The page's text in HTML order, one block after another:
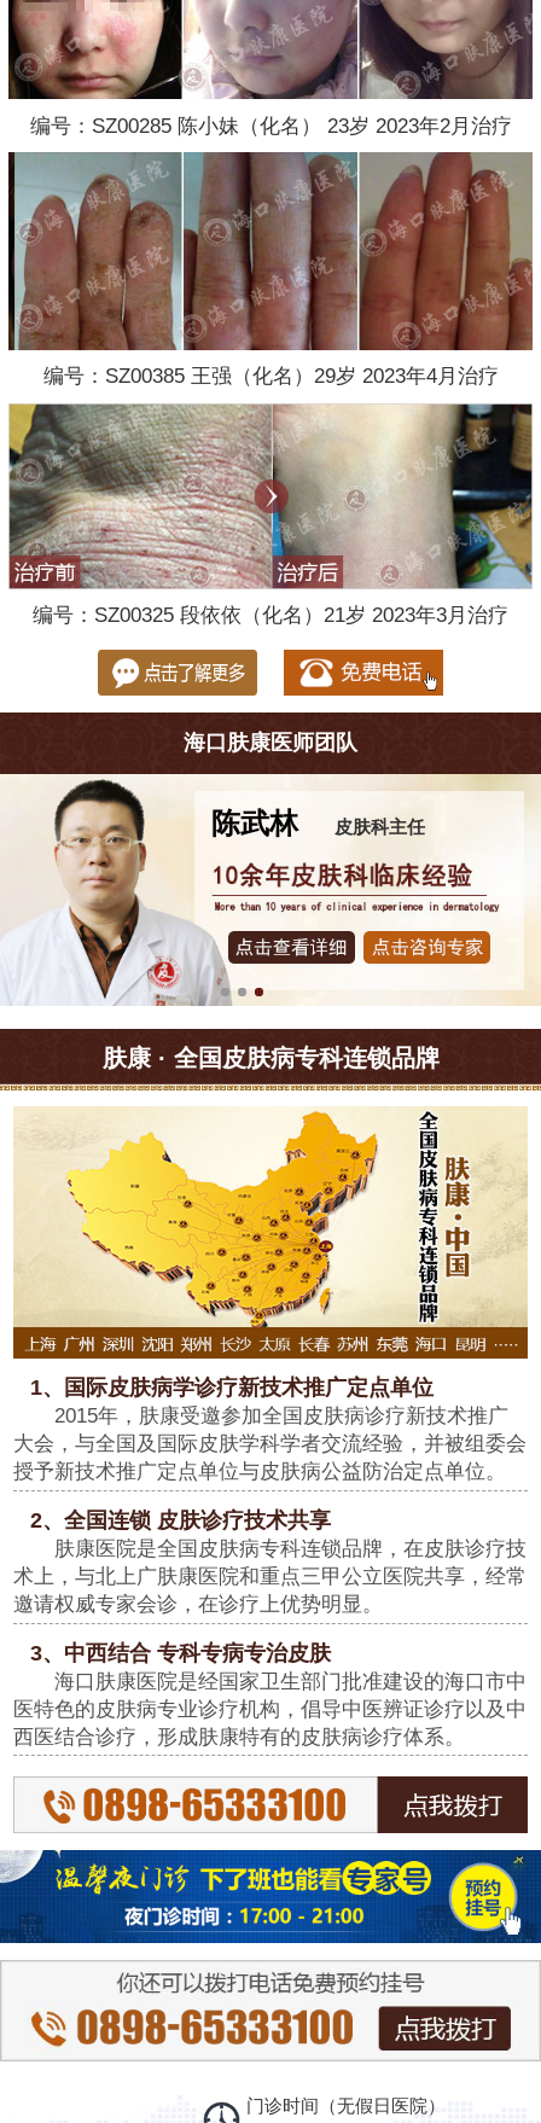
编号：SZ00285 陈小妹（化名） 23岁 2023年2月治疗
编号：SZ00385 王强（化名）29岁 2023年4月治疗
编号：SZ00325 段依依（化名）21岁 2023年3月治疗
海口肤康医师团队
王珍 皮肤科主任
肤康 · 全国皮肤病专科连锁品牌
1、国际皮肤病学诊疗新技术推广定点单位
2015年，肤康受邀参加全国皮肤病诊疗新技术推广
大会，与全国及国际皮肤学科学者交流经验，并被组委会
授予新技术推广定点单位与皮肤病公益防治定点单位。
2、全国连锁 皮肤诊疗技术共享
肤康医院是全国皮肤病专科连锁品牌，在皮肤诊疗技
术上，与北上广肤康医院和重点三甲公立医院共享，经常
邀请权威专家会诊，在诊疗上优势明显。
3、中西结合 专科专病专治皮肤
海口肤康医院是经国家卫生部门批准建设的海口市中
医特色的皮肤病专业诊疗机构，倡导中医辨证诊疗以及中
西医结合诊疗，形成肤康特有的皮肤病诊疗体系。
门诊时间（无假日医院）